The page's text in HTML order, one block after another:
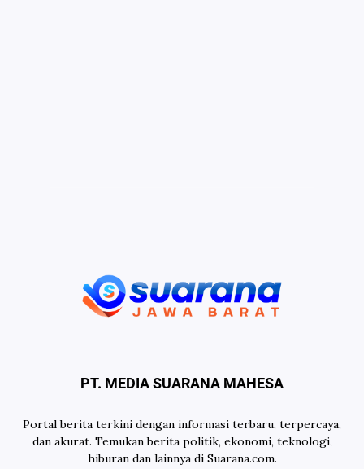
PT. MEDIA SUARANA MAHESA
Portal berita terkini dengan informasi terbaru, terpercaya,
dan akurat. Temukan berita politik, ekonomi, teknologi,
hiburan dan lainnya di Suarana.com.